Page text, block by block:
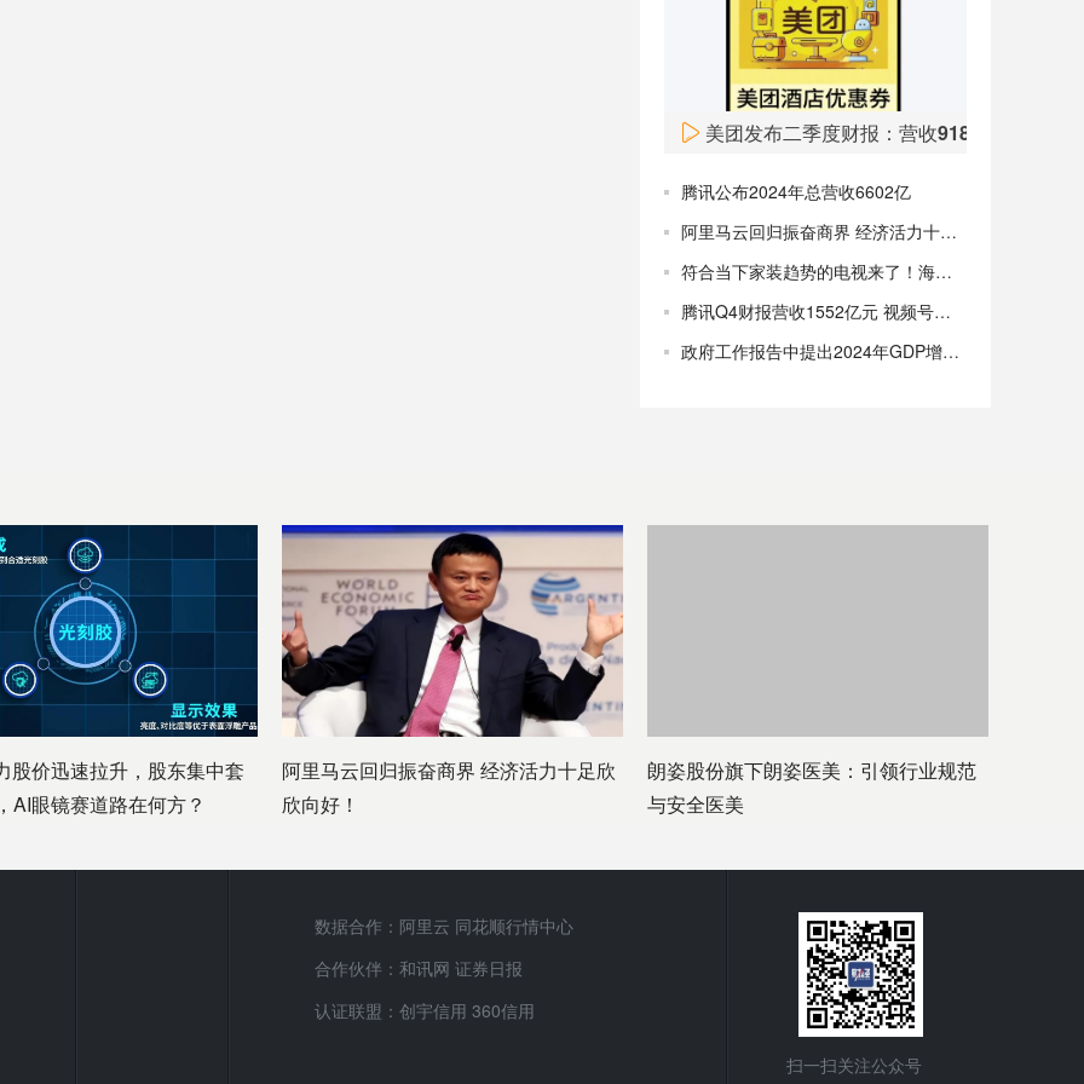
美团发布二季度财报：营收918亿元
腾讯公布2024年总营收6602亿
阿里马云回归振奋商界 经济活力十足欣欣向好！
符合当下家装趋势的电视来了！海信“双面薄”电视即将发布
腾讯Q4财报营收1552亿元 视频号使用时长翻番 预计回购千亿港元
政府工作报告中提出2024年GDP增长预期目标为5%左右
股价迅速拉升，股东集中套
AI眼镜赛道路在何方？
阿里马云回归振奋商界 经济活力十足欣
欣向好！
朗姿股份旗下朗姿医美：引领行业规范
与安全医美
数据合作：阿里云 同花顺行情中心
合作伙伴：和讯网 证券日报
认证联盟：创宇信用 360信用
扫一扫关注公众号